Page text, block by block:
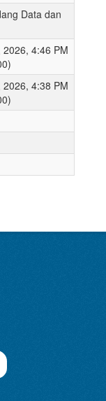
Data dan
4:46 PM
4:38 PM